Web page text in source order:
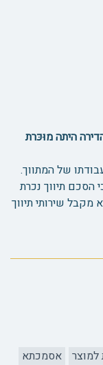
היתה מוּכּרת
של המתווך.
הסכם תיווך נכרת
שירותי תיווך
למוצר
אסמכתא